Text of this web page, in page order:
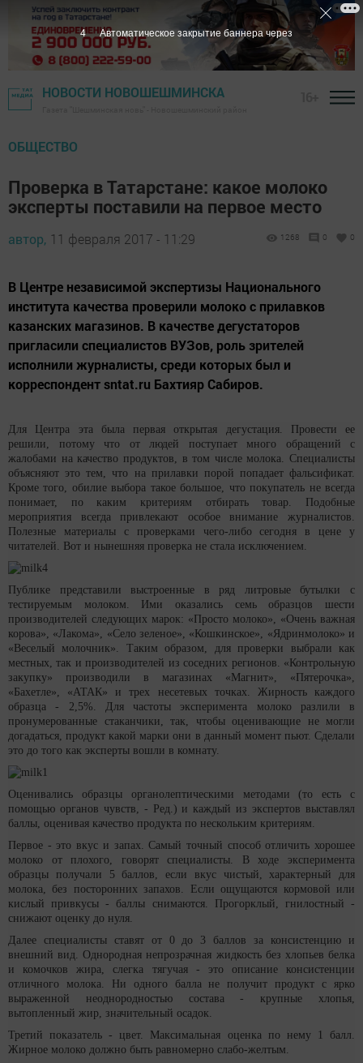
НОВОСТИ НОВОШЕШМИНСКА
ОБЩЕСТВО
Проверка в Татарстане: какое молоко
эксперты поставили на первое место
автор, 11 февраля 2017 - 11:29 1268 0 0
В Центре независимой экспертизы Национального
института качества проверили молоко с прилавков
казанских магазинов. В качестве дегустаторов
пригласили специалистов ВУЗов, роль зрителей
исполнили журналисты, среди которых был и
корреспондент sntat.ru Бахтияр Сабиров.
Для Центра эта была первая открытая дегустация. Провести ее
решили, потому что от людей поступает много обращений с
жалобами на качество продуктов, в том числе молока. Специалисты
объясняют это тем, что на прилавки порой попадает фальсификат.
Кроме того, обилие выбора такое большое, что покупатель не всегда
понимает, по каким критериям отбирать товар. Подобные
мероприятия всегда привлекают особое внимание журналистов.
Полезные материалы с проверками чего-либо сегодня в цене у
читателей. Вот и нынешняя проверка не стала исключением.
Публике представили выстроенные в ряд литровые бутылки с
тестируемым молоком. Ими оказались семь образцов шести
производителей следующих марок: «Просто молоко», «Очень важная
корова», «Лакома», «Село зеленое», «Кошкинское», «Ядринмолоко» и
«Веселый молочник». Таким образом, для проверки выбрали как
местных, так и производителей из соседних регионов. «Контрольную
закупку» производили в магазинах «Магнит», «Пятерочка»,
«Бахетле», «АТАК» и трех несетевых точках. Жирность каждого
образца - 2,5%. Для частоты эксперимента молоко разлили в
пронумерованные стаканчики, так, чтобы оценивающие не могли
догадаться, продукт какой марки они в данный момент пьют. Сделали
это до того как эксперты вошли в комнату.
Оценивались образцы органолептическими методами (то есть с
помощью органов чувств, - Ред.) и каждый из экспертов выставлял
баллы, оценивая качество продукта по нескольким критериям.
Первое - это вкус и запах. Самый точный способ отличить хорошее
молоко от плохого, говорят специалисты. В ходе эксперимента
образцы получали 5 баллов, если вкус чистый, характерный для
молока, без посторонних запахов. Если ощущаются кормовой или
кислый привкусы - баллы снимаются. Прогорклый, гнилостный -
снижают оценку до нуля.
Далее специалисты ставят от 0 до 3 баллов за консистенцию и
внешний вид. Однородная непрозрачная жидкость без хлопьев белка
и комочков жира, слегка тягучая - это описание консистенции
отличного молока. Ни одного балла не получит продукт с ярко
выраженной неоднородностью состава - крупные хлопья,
вытопленный жир, значительный осадок.
Третий показатель - цвет. Максимальная оценка по нему 1 балл.
Жирное молоко должно быть равномерно слабо-желтым.
3 Автоматическое закрытие баннера через